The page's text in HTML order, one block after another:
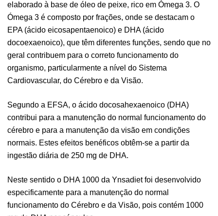
elaborado à base de óleo de peixe, rico em Ómega 3. O
Ómega 3 é composto por frações, onde se destacam o
EPA (ácido eicosapentaenoico) e DHA (ácido
docoexaenoico), que têm diferentes funções, sendo que no
geral contribuem para o correto funcionamento do
organismo, particularmente a nível do Sistema
Cardiovascular, do Cérebro e da Visão.
Segundo a EFSA, o ácido docosahexaenoico (DHA)
contribui para a manutenção do normal funcionamento do
cérebro e para a manutenção da visão em condições
normais. Estes efeitos benéficos obtêm-se a partir da
ingestão diária de 250 mg de DHA.
Neste sentido o DHA 1000 da Ynsadiet foi desenvolvido
especificamente para a manutenção do normal
funcionamento do Cérebro e da Visão, pois contém 1000